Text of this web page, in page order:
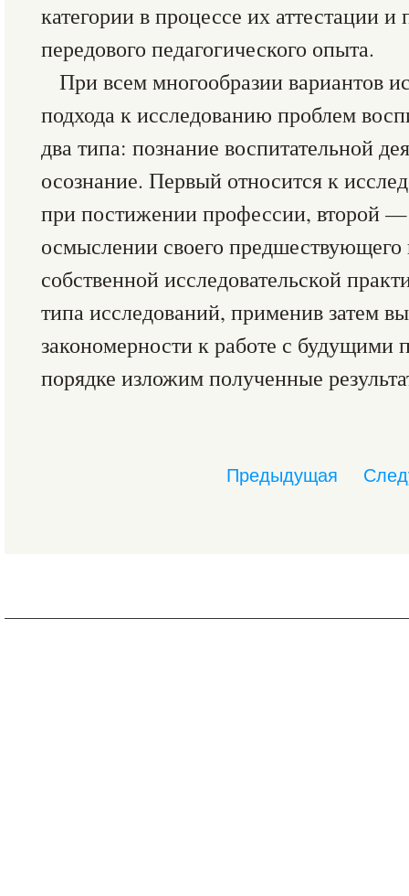
категории в процессе их аттестации
передового педагогического опыта.
При всем многообразии вариантов
подхода к исследованию проблем
два типа: познание воспитательной
осознание. Первый относится к
при постижении профессии, второй
осмыслении своего предшествующего
собственной исследовательской
типа исследований, применив затем
закономерности к работе с будущими
порядке изложим полученные
Предыдущая